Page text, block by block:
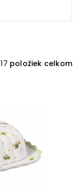
17 položiek celkom